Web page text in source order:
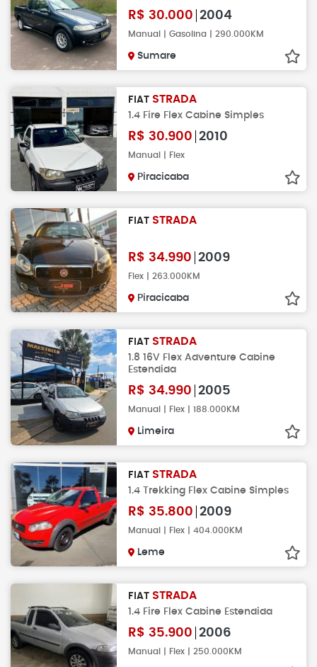
R$ 30.000 2004
Manual | Gasolina | 290.000KM
Sumare
FIAT STRADA
1.4 Fire Flex Cabine Simples
R$ 30.900 2010
Manual | Flex
Piracicaba
FIAT STRADA
R$ 34.990 2009
Flex | 263.000KM
Piracicaba
FIAT STRADA
1.8 16V Flex Adventure Cabine
Estendida
R$ 34.990 2005
Manual | Flex | 188.000KM
Limeira
FIAT STRADA
1.4 Trekking Flex Cabine Simples
R$ 35.800 2009
Manual | Flex | 404.000KM
Leme
FIAT STRADA
1.4 Fire Flex Cabine Estendida
R$ 35.900 2006
Manual | Flex | 250.000KM